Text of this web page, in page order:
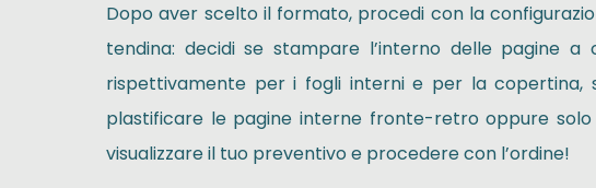
Dopo aver scelto il formato, procedi con la
tendina: decidi se stampare l’interno delle pagine
rispettivamente per i fogli interni e per la copertina,
plastificare le pagine interne fronte-retro oppure
visualizzare il tuo preventivo e procedere con l’ordine!